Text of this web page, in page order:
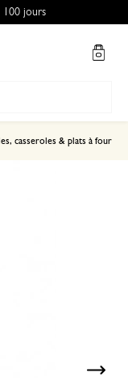
100 jours
casseroles & plats à four